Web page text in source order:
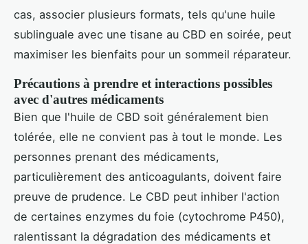
cas, associer plusieurs formats, tels qu'une huile
sublinguale avec une tisane au CBD en soirée, peut
maximiser les bienfaits pour un sommeil réparateur.
Précautions à prendre et interactions possibles
avec d'autres médicaments
Bien que l'huile de CBD soit généralement bien
tolérée, elle ne convient pas à tout le monde. Les
personnes prenant des médicaments,
particulièrement des anticoagulants, doivent faire
preuve de prudence. Le CBD peut inhiber l'action
de certaines enzymes du foie (cytochrome P450),
ralentissant la dégradation des médicaments et